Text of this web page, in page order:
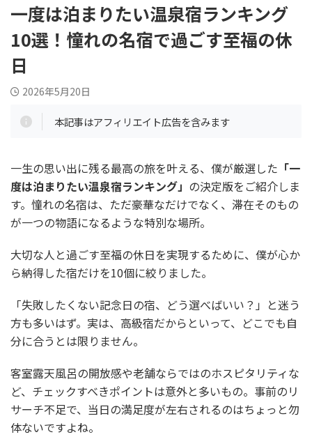
一度は泊まりたい温泉宿ランキング
10選！憧れの名宿で過ごす至福の休
日
2026年5月20日
本記事はアフィリエイト広告を含みます
一生の思い出に残る最高の旅を叶える、僕が厳選した 「一
度は泊まりたい温泉宿ランキング」 の決定版をご紹介しま
す。憧れの名宿は、ただ豪華なだけでなく、滞在そのもの
が一つの物語になるような特別な場所。
大切な人と過ごす至福の休日を実現するために、僕が心か
ら納得した宿だけを10個に絞りました。
「失敗したくない記念日の宿、どう選べばいい？」と迷う
方も多いはず。実は、高級宿だからといって、どこでも自
分に合うとは限りません。
客室露天風呂の開放感や老舗ならではのホスピタリティな
ど、チェックすべきポイントは意外と多いもの。事前のリ
サーチ不足で、当日の満足度が左右されるのはちょっと勿
体ないですよね。